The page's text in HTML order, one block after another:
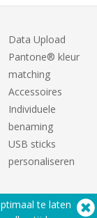
Data Upload
Pantone® kleur
matching
Accessoires
Individuele
benaming
USB sticks
personaliseren
te laten